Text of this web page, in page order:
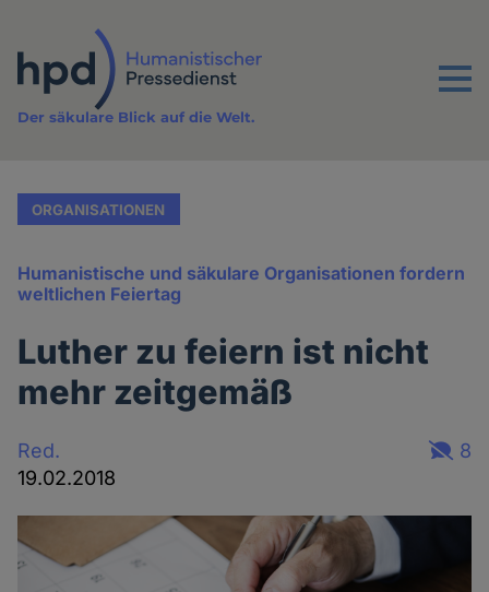
Inhalt
Menu
Der säkulare Blick auf die Welt.
ORGANISATIONEN
Humanistische und säkulare Organisationen fordern
weltlichen Feiertag
Luther zu feiern ist nicht
mehr zeitgemäß
Red.
19.02.2018
8